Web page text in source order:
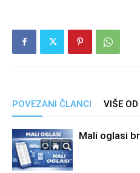
POVEZANI ČLANCI VIŠE
Mali oglasi